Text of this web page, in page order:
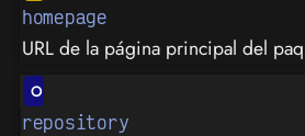
homepage
URL de la página principal del
repository